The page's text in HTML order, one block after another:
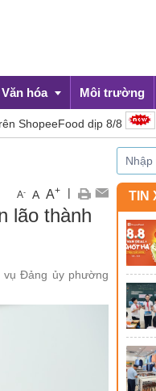
Văn hóa Môi trường
dịp 8/8 Đề xuất
A- A A+ |
lão thành
vụ Đảng ủy phường
TIN